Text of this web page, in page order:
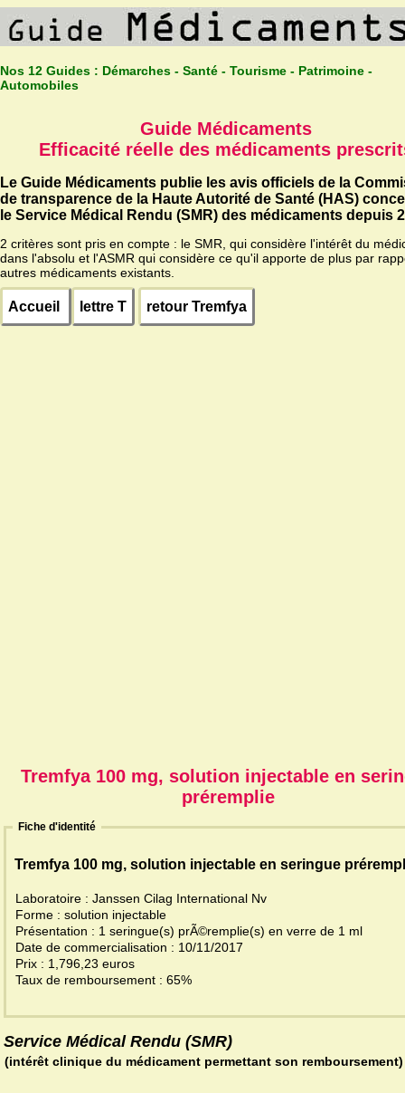
Nos 12 Guides : Démarches - Santé - Tourisme - Patrimoine -
Automobiles
Guide Médicaments
Efficacité réelle des médicaments
Le Guide Médicaments publie les avis officiels de la
de transparence de la Haute Autorité de Santé (HAS)
le Service Médical Rendu (SMR) des médicaments depuis
2 critères sont pris en compte : le SMR, qui considère l'intérêt du
dans l'absolu et l'ASMR qui considère ce qu'il apporte de plus par
autres médicaments existants.
Accueil lettre T retour Tremfya
Tremfya 100 mg, solution injectable en
préremplie
Fiche d'identité
Tremfya 100 mg, solution injectable en seringue
Laboratoire : Janssen Cilag International Nv
Forme : solution injectable
Présentation : 1 seringue(s) prÃ©remplie(s) en verre de 1 ml
Date de commercialisation : 10/11/2017
Prix : 1,796,23 euros
Taux de remboursement : 65%
Service Médical Rendu (SMR)
(intérêt clinique du médicament permettant son remboursement)